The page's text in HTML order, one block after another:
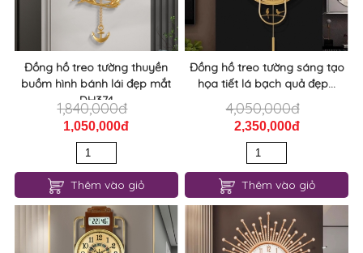
Đồng hồ treo tường thuyền
buồm hình bánh lái đẹp mắt
DH374
1,840,000đ
1,050,000đ
Thêm vào giỏ
Đồng hồ treo tường sáng tạo
họa tiết lá bạch quả đẹp...
4,050,000đ
2,350,000đ
Thêm vào giỏ